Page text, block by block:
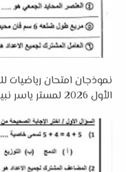
نموذجان امتحان رياضيات
الأول 2026 لمستر ياسر نبيل